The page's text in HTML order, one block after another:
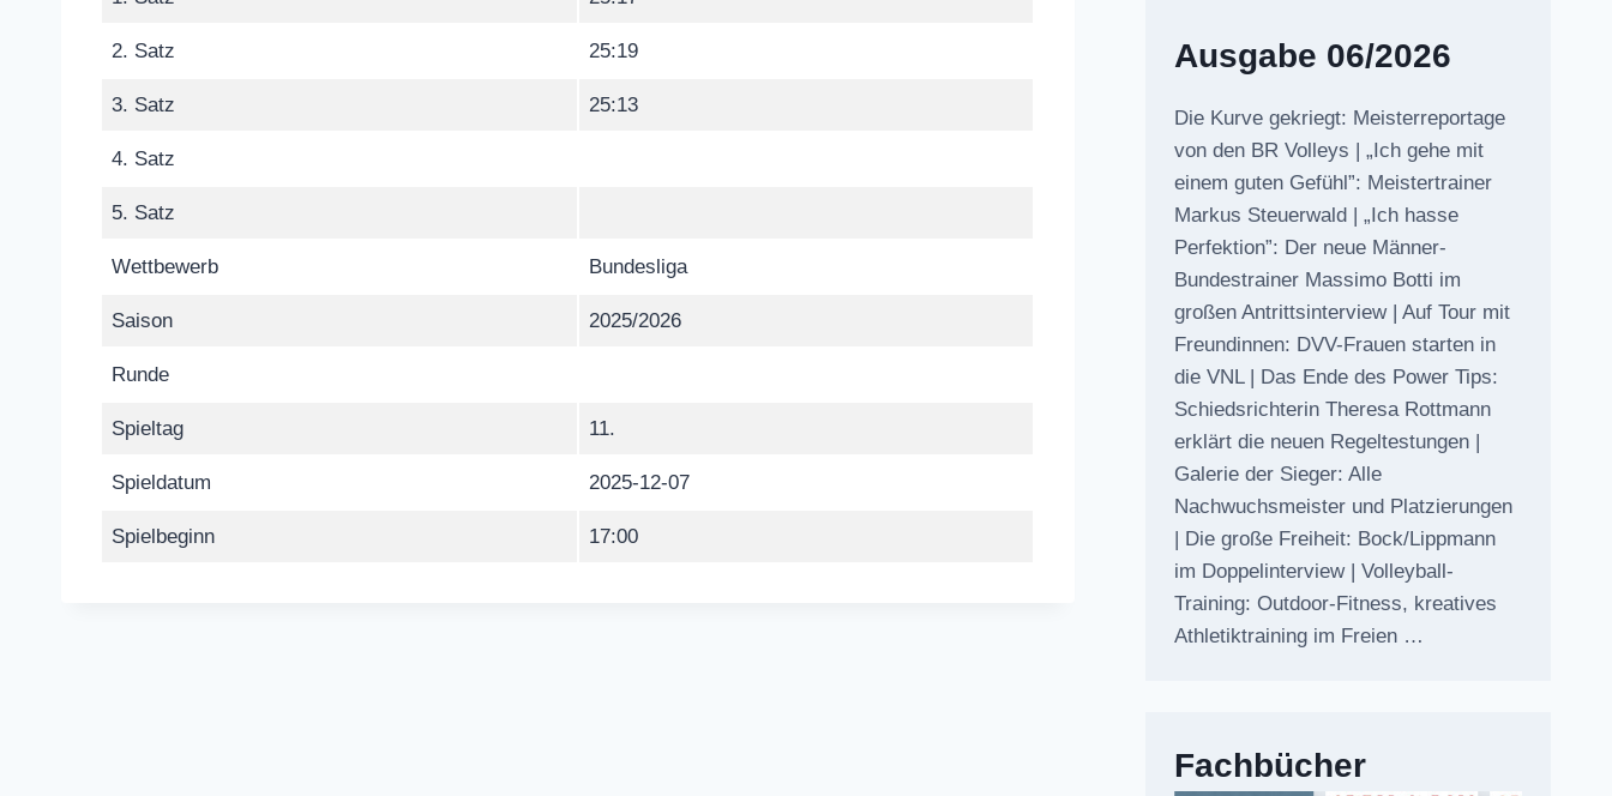
2. Satz 25:19
3. Satz 25:13
4. Satz
5. Satz
Wettbewerb Bundesliga
Saison 2025/2026
Runde
Spieltag 11.
Spieldatum 2025-12-07
Spielbeginn 17:00
Ausgabe 06/2026
Die Kurve gekriegt: Meisterreportage
von den BR Volleys | „Ich gehe mit
einem guten Gefühl”: Meistertrainer
Markus Steuerwald | „Ich hasse
Perfektion”: Der neue Männer-
Bundestrainer Massimo Botti im
großen Antrittsinterview | Auf Tour mit
Freundinnen: DVV-Frauen starten in
die VNL | Das Ende des Power Tips:
Schiedsrichterin Theresa Rottmann
erklärt die neuen Regeltestungen |
Galerie der Sieger: Alle
Nachwuchsmeister und Platzierungen
| Die große Freiheit: Bock/Lippmann
im Doppelinterview | Volleyball-
Training: Outdoor-Fitness, kreatives
Athletiktraining im Freien …
Fachbücher